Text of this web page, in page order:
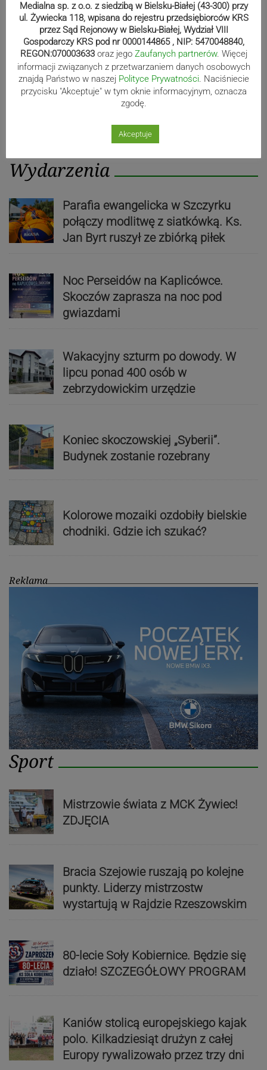
post
post
Wydarzenia
Parafia ewangelicka w Szczyrku
połączy modlitwę z siatkówką. Ks.
Jan Byrt ruszył ze zbiórką piłek
Noc Perseidów na Kaplicówce.
Skoczów zaprasza na noc pod
gwiazdami
Wakacyjny szturm po dowody. W
lipcu ponad 400 osób w
zebrzydowickim urzędzie
Koniec skoczowskiej „Syberii”.
Budynek zostanie rozebrany
Kolorowe mozaiki ozdobiły bielskie
chodniki. Gdzie ich szukać?
Reklama
Sport
Mistrzowie świata z MCK Żywiec!
ZDJĘCIA
Bracia Szejowie ruszają po kolejne
punkty. Liderzy mistrzostw
wystartują w Rajdzie Rzeszowskim
80-lecie Soły Kobiernice. Będzie się
działo! SZCZEGÓŁOWY PROGRAM
Kaniów stolicą europejskiego kajak
polo. Kilkadziesiąt drużyn z całej
Europy rywalizowało przez trzy dni
Medialna sp. z o.o. z siedzibą w Bielsku-Białej (43-300) przy
ul. Żywiecka 118, wpisana do rejestru przedsiębiorców KRS
przez Sąd Rejonowy w Bielsku-Białej, Wydział VIII
Gospodarczy KRS pod nr 0000144865 , NIP: 5470048840,
REGON:070003633 oraz jego Zaufanych partnerów. Więcej
informacji związanych z przetwarzaniem danych osobowych
znajdą Państwo w naszej Polityce Prywatności. Naciśniecie
przycisku "Akceptuje" w tym oknie informacyjnym, oznacza
zgodę.
Akceptuje